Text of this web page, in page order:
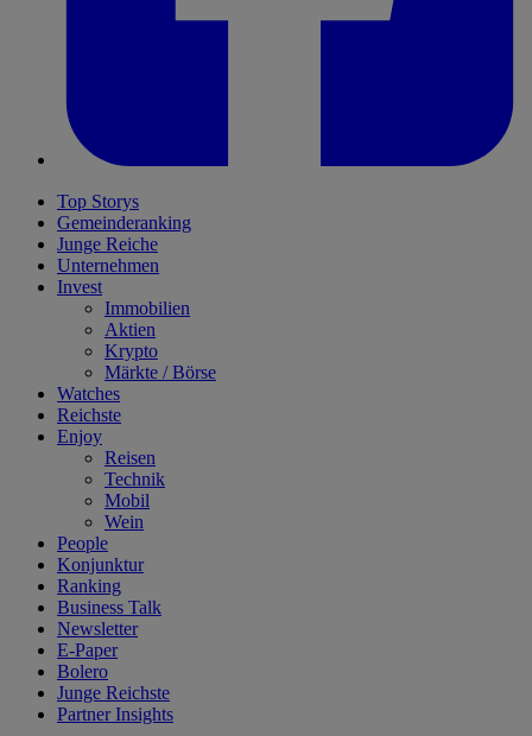
Top Storys
Gemeinderanking
Junge Reiche
Unternehmen
Invest
Immobilien
Aktien
Krypto
Märkte / Börse
Watches
Reichste
Enjoy
Reisen
Technik
Mobil
Wein
People
Konjunktur
Ranking
Business Talk
Newsletter
E-Paper
Bolero
Junge Reichste
Partner Insights